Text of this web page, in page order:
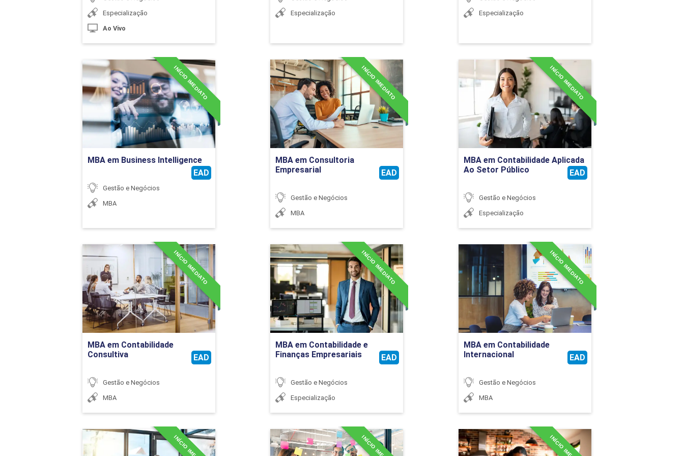
Especialização
Ao Vivo
Especialização
Especialização
MBA em Business Intelligence
EAD
INÍCIO IMEDIATO
Gestão e Negócios
MBA
MBA em Business
Intelligence
Detalhes do curso
Ir para Inscrição
MBA em Consultoria
Empresarial
EAD
INÍCIO IMEDIATO
Gestão e Negócios
MBA
MBA em Consultoria
Empresarial
Detalhes do curso
Ir para Inscrição
MBA em Contabilidade Aplicada
Ao Setor Público
EAD
INÍCIO IMEDIATO
Gestão e Negócios
Especialização
MBA em Contabilidade
Aplicada Ao Setor Público
Detalhes do curso
Ir para Inscrição
MBA em Contabilidade
Consultiva
EAD
INÍCIO IMEDIATO
Gestão e Negócios
MBA
MBA em Contabilidade
Consultiva
Detalhes do curso
Ir para Inscrição
MBA em Contabilidade e
Finanças Empresariais
EAD
INÍCIO IMEDIATO
Gestão e Negócios
Especialização
MBA em Contabilidade e
Finanças Empresariais
Detalhes do curso
Ir para Inscrição
MBA em Contabilidade
Internacional
EAD
INÍCIO IMEDIATO
Gestão e Negócios
MBA
MBA em Contabilidade
Internacional
Detalhes do curso
Ir para Inscrição
MBA em Controladoria,
Compliance e Auditoria
MBA em Criatividade e
Conhecimento
MBA em E-Commerce e
Negócios Digitais